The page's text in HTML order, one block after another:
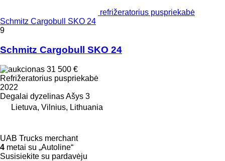
refrižeratorius puspriekabė
Schmitz Cargobull SKO 24
9
Schmitz Cargobull SKO 24
31 500 €
Refrižeratorius puspriekabė
2022
Degalai dyzelinasAšys 3
Lietuva, Vilnius, Lithuania
UAB Trucks merchant
4 metai su „Autoline“
Susisiekite su pardavėju